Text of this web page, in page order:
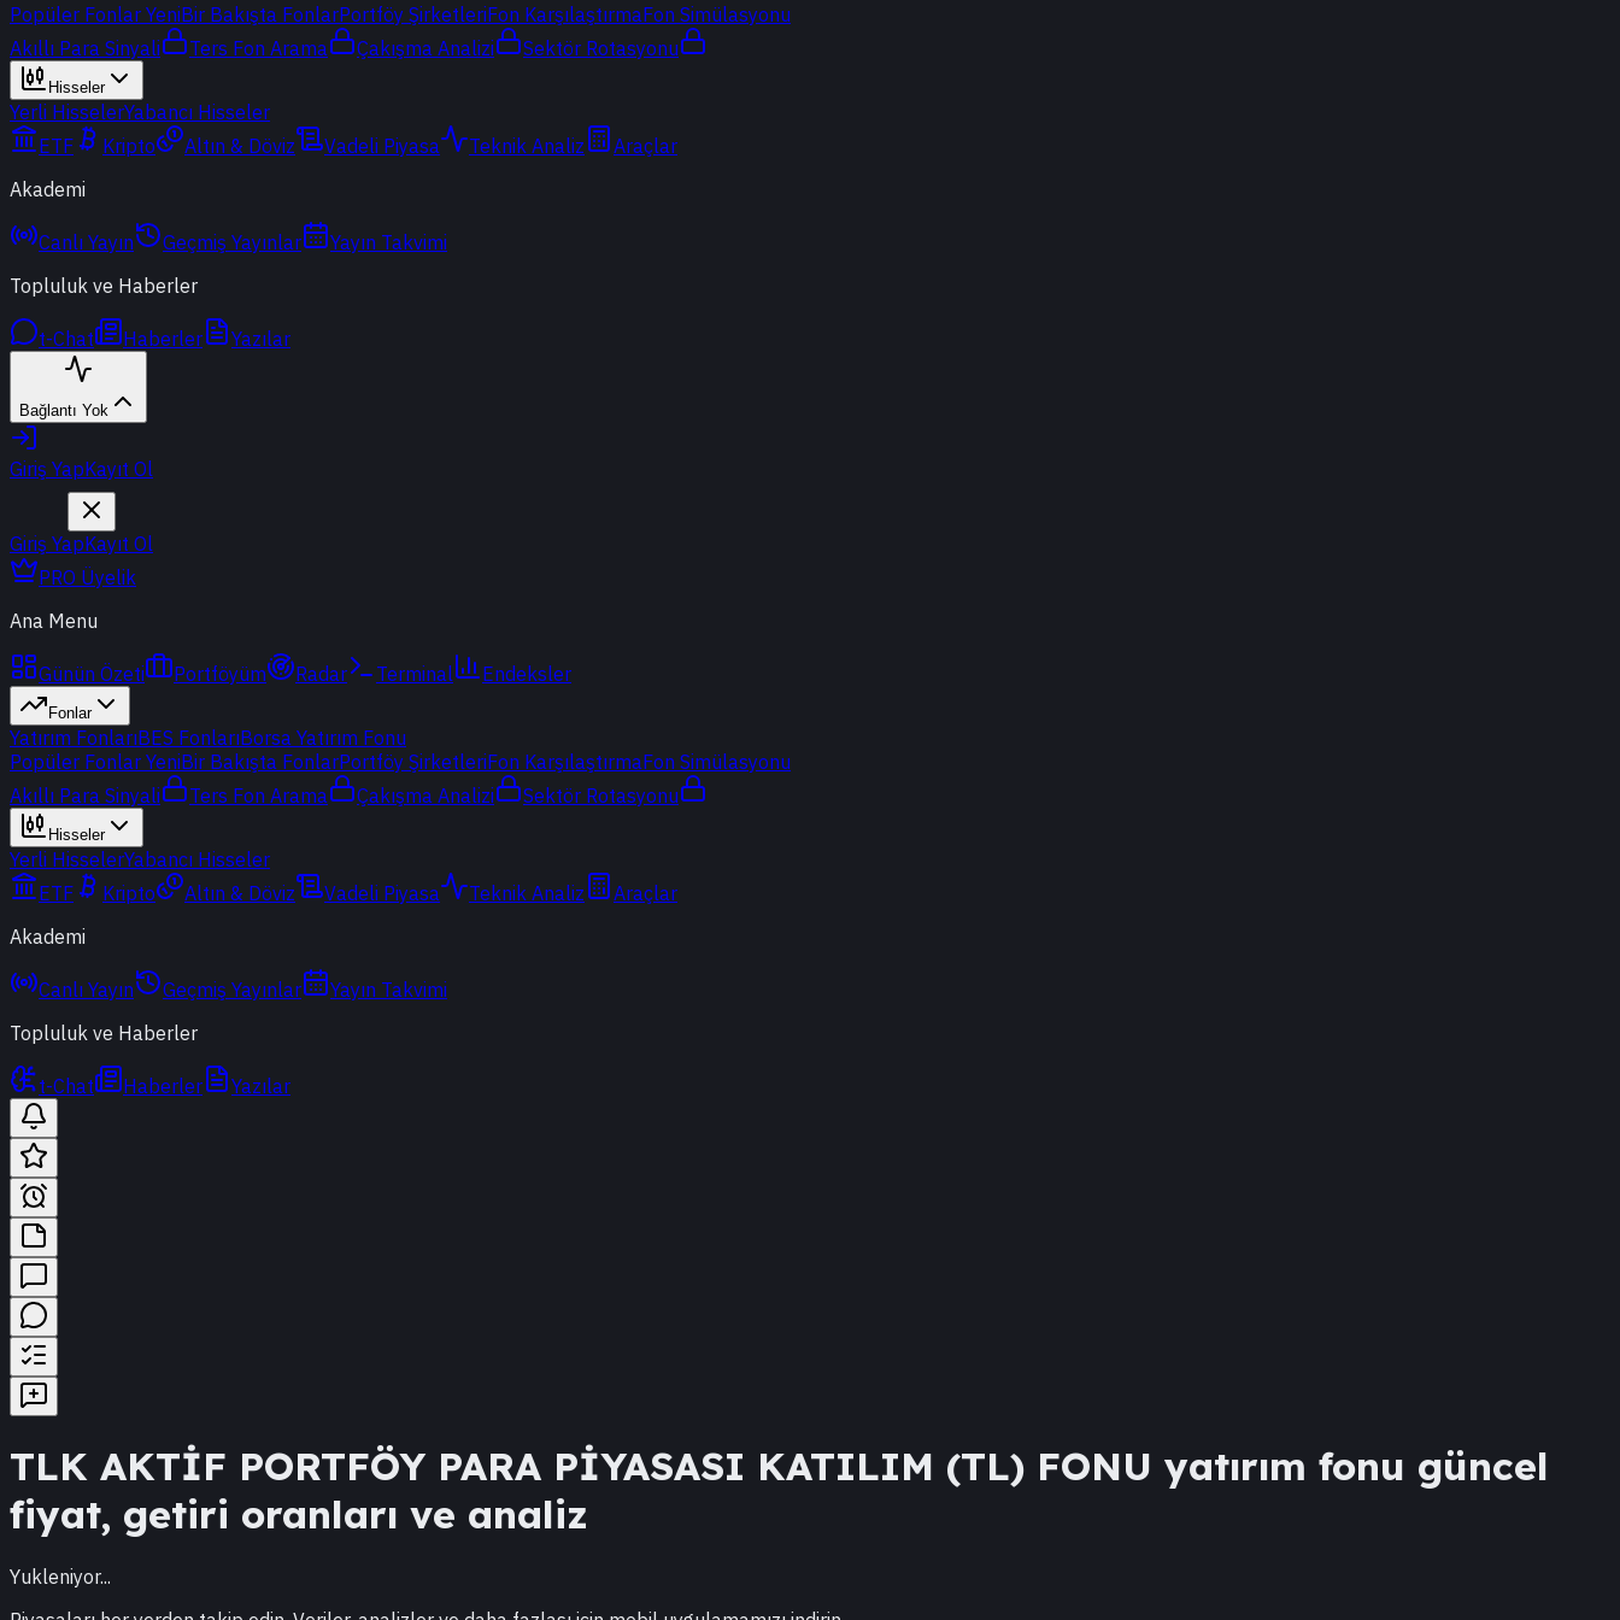
Popüler Fonlar YeniBir Bakışta FonlarPortföy ŞirketleriFon KarşılaştırmaFon Simülasyonu
Akıllı Para Sinyali
Ters Fon Arama Çakışma Analizi Sektör Rotasyonu
Hisseler
Yerli HisselerYabancı Hisseler
ETF
Kripto Altın & Döviz Vadeli Piyasa Teknik Analiz
Araçlar
Akademi
Canlı Yayın Geçmiş Yayınlar
Yayın Takvimi
Topluluk ve Haberler
t-Chat Haberler Yazılar
Bağlantı Yok
Giriş YapKayıt Ol
Giriş YapKayıt Ol
PRO Üyelik
Ana Menu
Günün Özeti Portföyüm Radar Terminal Endeksler
Fonlar
Yatırım FonlarıBES FonlarıBorsa Yatırım Fonu
Popüler Fonlar YeniBir Bakışta FonlarPortföy ŞirketleriFon KarşılaştırmaFon Simülasyonu
Akıllı Para Sinyali
Ters Fon Arama Çakışma Analizi Sektör Rotasyonu
Hisseler
Yerli HisselerYabancı Hisseler
ETF
Kripto Altın & Döviz Vadeli Piyasa Teknik Analiz
Araçlar
Akademi
Canlı Yayın Geçmiş Yayınlar
Yayın Takvimi
Topluluk ve Haberler
t-Chat Haberler Yazılar
TLK AKTİF PORTFÖY PARA PİYASASI KATILIM (TL) FONU yatırım fonu güncel
fiyat, getiri oranları ve analiz
Yukleniyor...